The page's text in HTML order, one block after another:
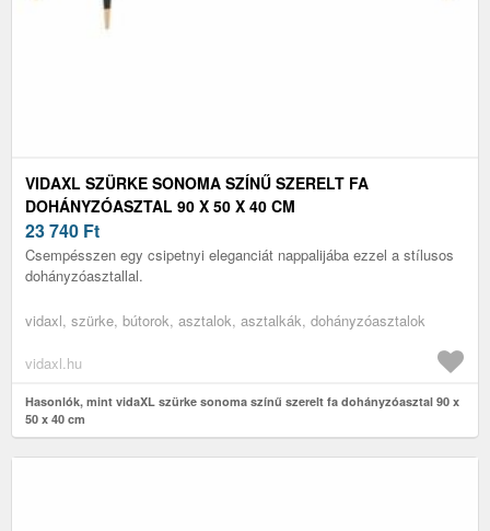
VIDAXL SZÜRKE SONOMA SZÍNŰ SZERELT FA
DOHÁNYZÓASZTAL 90 X 50 X 40 CM
23 740 Ft
Csempésszen egy csipetnyi eleganciát nappalijába ezzel a stílusos
dohányzóasztallal.
vidaxl, szürke, bútorok, asztalok, asztalkák, dohányzóasztalok
vidaxl.hu
Hasonlók, mint vidaXL szürke sonoma színű szerelt fa dohányzóasztal 90 x
50 x 40 cm